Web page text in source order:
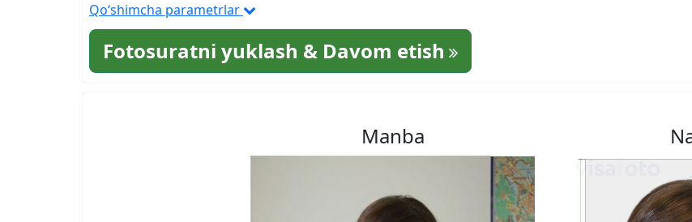
Qo‘shimcha parametrlar
Fotosuratni yuklash & Davom etish
Manba